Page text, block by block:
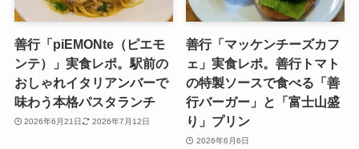
善行「piEMONte（ピエモ
ンテ）」実食レポ。駅前の
おしゃれイタリアンバーで
味わう本格パスタランチ
2026年6月21日 2026年7月12日
善行「マッケンチーズカフ
ェ」実食レポ。善行トマト
の特製ソースで食べる「善
行バーガー」と「富士山盛
り」プリン
2026年6月6日